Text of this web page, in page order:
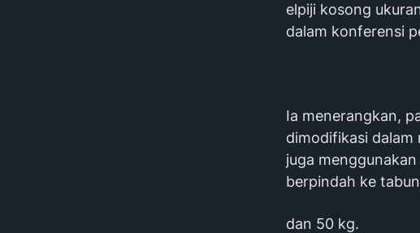
elpiji kosong
dalam konferensi
Ia menerangkan,
dimodifikasi dalam
juga
berpindah ke
dan 50 kg.